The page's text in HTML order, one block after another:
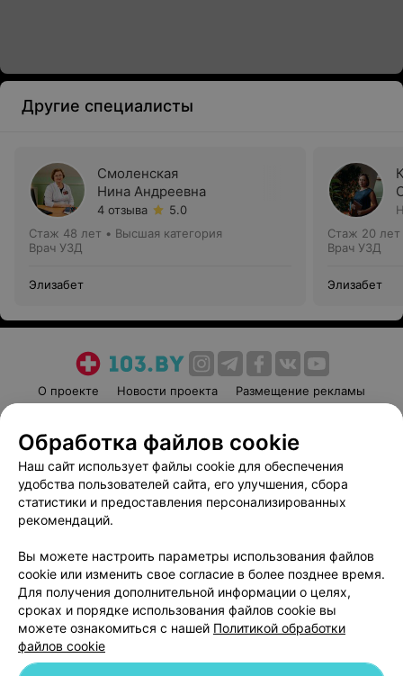
Другие специалисты
Смоленская
Нина Андреевна
4 отзыва
5.0
Стаж 48 лет • Высшая категория
Врач УЗД
Элизабет
Стаж 20 лет
Врач УЗД
Элизабет
О проекте Новости проекта
Размещение рекламы
Пользовательское соглашение
Способы оплаты
Вакансии
Партнеры
Написать руководителю 103.by
Обработка персональных данных
Обработка файлов cookie
Наш сайт использует файлы cookie для обеспечения
удобства пользователей сайта, его улучшения, сбора
статистики и предоставления персонализированных
рекомендаций.
Вы можете настроить параметры использования файлов
cookie или изменить свое согласие в более позднее время.
Для получения дополнительной информации о целях,
сроках и порядке использования файлов cookie вы
можете ознакомиться с нашей Политикой обработки
файлов cookie